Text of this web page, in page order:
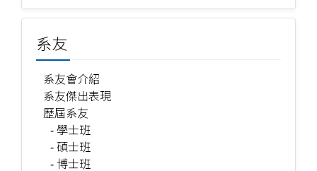
系友
系友會介紹
系友傑出表現
歷屆系友
- 學士班
- 碩士班
- 博士班